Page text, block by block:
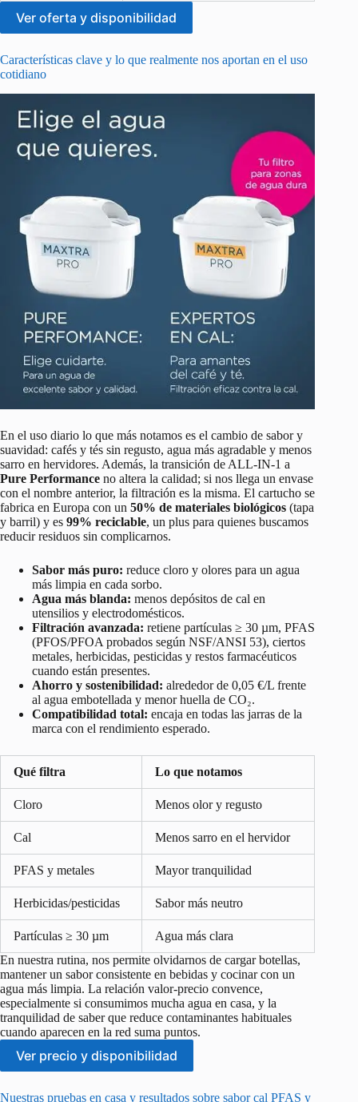
Ver oferta y disponibilidad
Características clave y lo que realmente nos aportan en el uso
cotidiano
En el uso diario lo que más notamos es el cambio de sabor y
suavidad: cafés y tés sin regusto, agua más agradable y menos
sarro en hervidores. Además, la transición de ALL‑IN‑1 a
Pure Performance no altera la calidad; si nos llega un envase
con el nombre anterior, la filtración es la misma. El cartucho se
fabrica en Europa con un 50% de materiales biológicos (tapa
y barril) y es 99% reciclable, un plus para quienes buscamos
reducir residuos sin complicarnos.
Sabor más puro: reduce cloro y olores para un agua
más limpia en cada sorbo.
Agua más blanda: menos depósitos de cal en
utensilios y electrodomésticos.
Filtración avanzada: retiene partículas ≥ 30 µm, PFAS
(PFOS/PFOA probados según NSF/ANSI 53), ciertos
metales, herbicidas, pesticidas y restos farmacéuticos
cuando están presentes.
Ahorro y sostenibilidad: alrededor de 0,05 €/L frente
al agua embotellada y menor huella de CO₂.
Compatibilidad total: encaja en todas las jarras de la
marca con el rendimiento esperado.
Qué filtra Lo que notamos
Cloro Menos olor y regusto
Cal Menos sarro en el hervidor
PFAS y metales Mayor tranquilidad
Herbicidas/pesticidas Sabor más neutro
Partículas ≥ 30 µm
Agua más clara
En nuestra rutina, nos permite olvidarnos de cargar botellas,
mantener un sabor consistente en bebidas y cocinar con un
agua más limpia. La relación valor-precio convence,
especialmente si consumimos mucha agua en casa, y la
tranquilidad de saber que reduce contaminantes habituales
cuando aparecen en la red suma puntos.
Ver precio y disponibilidad
Nuestras pruebas en casa y resultados sobre sabor cal PFAS y